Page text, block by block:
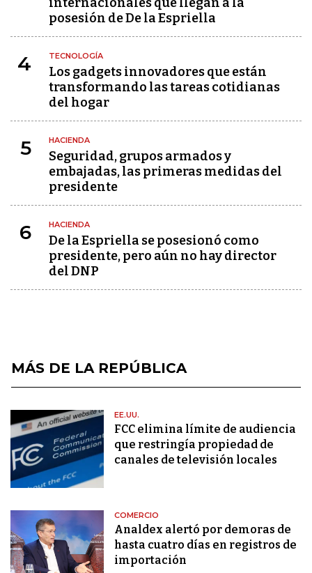
posesión de De la Espriella
4 TECNOLOGÍA
Los gadgets innovadores que están
transformando las tareas cotidianas
del hogar
5 HACIENDA
Seguridad, grupos armados y
embajadas, las primeras medidas del
presidente
6 HACIENDA
De la Espriella se posesionó como
presidente, pero aún no hay director
del DNP
MÁS DE LA REPÚBLICA
EE.UU.
FCC elimina límite de audiencia
que restringía propiedad de
canales de televisión locales
COMERCIO
Analdex alertó por demoras de
hasta cuatro días en registros de
importación